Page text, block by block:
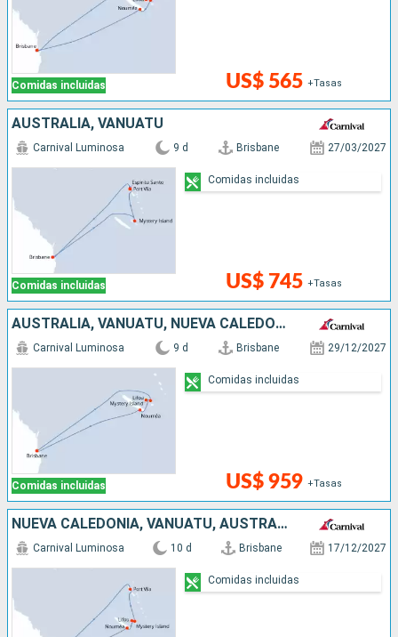
Comidas incluidas US$ 565 +Tasas
AUSTRALIA, VANUATU
Comidas incluidas
Carnival Luminosa 9 d Brisbane 27/03/2027
US$ 745 +Tasas
Comidas incluidas
AUSTRALIA, VANUATU, NUEVA CALEDONIA
Comidas incluidas
Carnival Luminosa 9 d Brisbane 29/12/2027
US$ 959 +Tasas
Comidas incluidas
NUEVA CALEDONIA, VANUATU, AUSTRALIA
Carnival Luminosa 10 d Brisbane 17/12/2027
Comidas incluidas